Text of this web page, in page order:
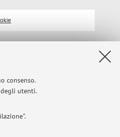
consenso.
utenti.